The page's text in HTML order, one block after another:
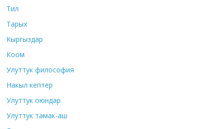
Тил
Тарых
Кыргыздар
Коом
Улуттук философия
Накыл кептер
Улуттук оюндар
Улуттук тамак-аш